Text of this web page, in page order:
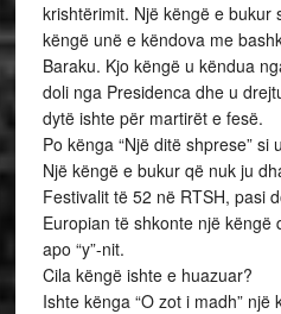
krishtërimit. Një këngë e bukur
këngë unë e këndova me
Baraku. Kjo këngë u këndua
doli nga Presidenca dhe u
dytë ishte për martirët e fesë.
Po kënga “Një ditë shprese” si
Një këngë e bukur që nuk ju
Festivalit të 52 në RTSH, pasi
Europian të shkonte një këngë
apo “y”-nit.
Cila këngë ishte e huazuar?
Ishte kënga “O zot i madh”